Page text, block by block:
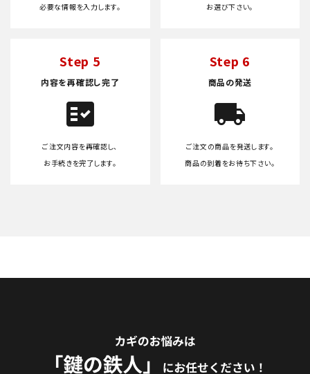
必要な情報を入力します。
お選び下さい。
Step 5
内容を再確認し完了
fact_check
ご注文内容を再確認し、
お手続きを完了します。
Step 6
商品の発送
local_shipping
ご注文の商品を発送します。
商品の到着をお待ち下さい。